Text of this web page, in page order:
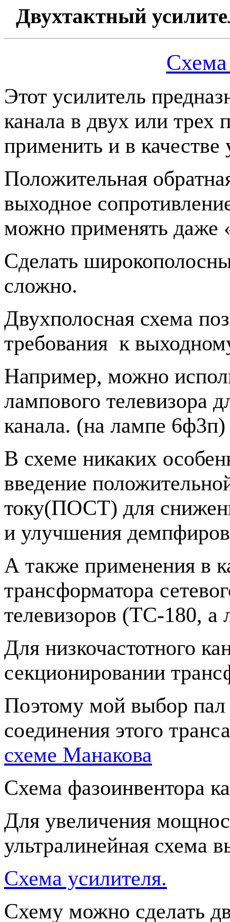
Двухтактный
Схема
Этот усилитель
канала в двух или трех
применить и в качестве
Положительная
выходное
можно применять даже
Сделать
сложно.
Двухполосная схема
требования к
Например, можно
лампового
канала. (на лампе 6ф3п)
В схеме никаких
введение
току(ПОСТ) для
и улучшения
А также применения в
трансформатора
телевизоров (ТС-180,
Для низкочастотного
секционировании
Поэтому мой выбор
соединения этого
схеме Манакова
Схема фазоинвентора
Для увеличения
ультралинейная схема
Схема усилителя.
Схему можно сделать